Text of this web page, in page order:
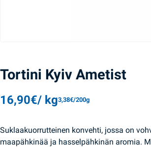
Tortini Kyiv Ametist
16,90€/ kg3,38€/200g
Suklaakuorrutteinen konvehti, jossa on
maapähkinää ja hasselpähkinän aromia.